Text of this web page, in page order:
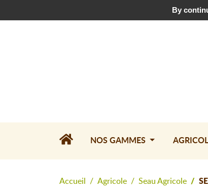
Contactez-nous
NOS GAMMES
Accueil Agricole Seau Agricole
By